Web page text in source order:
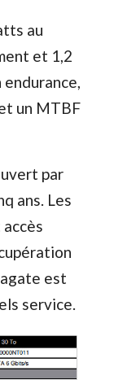
au
et 1,2
un MTBF
par
ans. Les
est
service.